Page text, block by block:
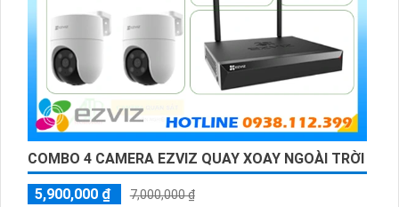
COMBO 4 CAMERA EZVIZ QUAY XOAY NGOÀI TRỜI
5,900,000 ₫
7,000,000 ₫